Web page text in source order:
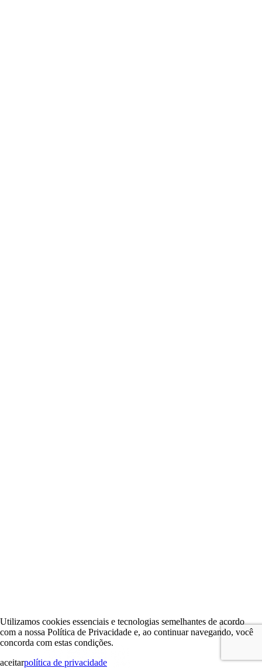
Utilizamos cookies essenciais e tecnologias semelhantes de acordo
com a nossa Política de Privacidade e, ao continuar navegando, você
concorda com estas condições.
aceitarpolítica de privacidade